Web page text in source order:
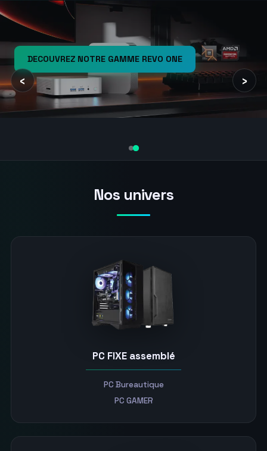
DECOUVREZ NOTRE GAMME REVO ONE
‹ ›
Nos univers
PC FIXE assemblé
PC Bureautique
PC GAMER